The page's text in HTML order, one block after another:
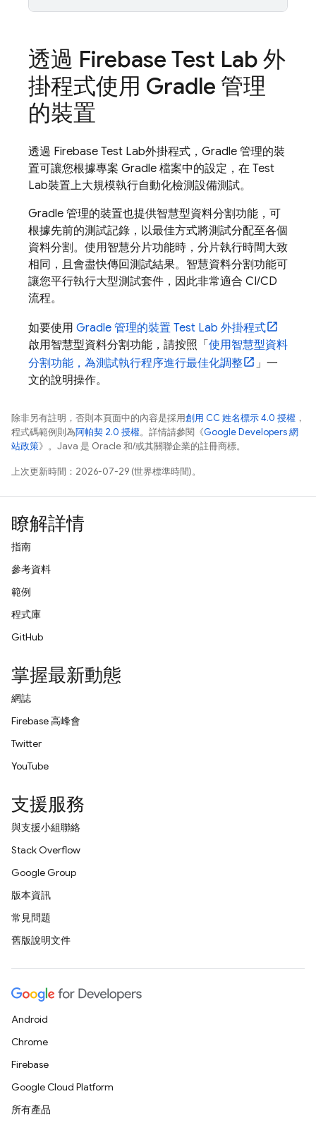
透過 Firebase Test Lab 外
掛程式使用 Gradle 管理
的裝置
透過 Firebase Test Lab外掛程式，Gradle 管理的裝
置可讓您根據專案 Gradle 檔案中的設定，在 Test
Lab裝置上大規模執行自動化檢測設備測試。
Gradle 管理的裝置也提供智慧型資料分割功能，可
根據先前的測試記錄，以最佳方式將測試分配至各個
資料分割。使用智慧分片功能時，分片執行時間大致
相同，且會盡快傳回測試結果。智慧資料分割功能可
讓您平行執行大型測試套件，因此非常適合 CI/CD
流程。
如要使用 Gradle 管理的裝置 Test Lab 外掛程式
啟用智慧型資料分割功能，請按照「 使用智慧型資料
分割功能，為測試執行程序進行最佳化調整
」一
文的說明操作。
除非另有註明，否則本頁面中的內容是採用創用 CC 姓名標示 4.0 授權 ，
程式碼範例則為阿帕契 2.0 授權。詳情請參閱《Google Developers 網
站政策》。Java 是 Oracle 和/或其關聯企業的註冊商標。
上次更新時間：2026-07-29 (世界標準時間)。
瞭解詳情
指南
參考資料
範例
程式庫
GitHub
掌握最新動態
網誌
Firebase 高峰會
Twitter
YouTube
支援服務
與支援小組聯絡
Stack Overflow
Google Group
版本資訊
常見問題
舊版說明文件
Android
Chrome
Firebase
Google Cloud Platform
所有產品